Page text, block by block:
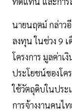
นายนฤตม์ กล่าว
ลงทุน ในช่วง 9
โครงการ มูลค่า
ประโยชน์ของโค
ใช้วัตถุดิบในปร
การจ้างงานคนไ